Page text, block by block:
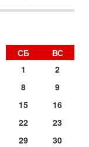
30/07/2026
против Ирана
в
Маген,
и
СБ
ВС
1
2
8
9
15
16
22
23
29
30